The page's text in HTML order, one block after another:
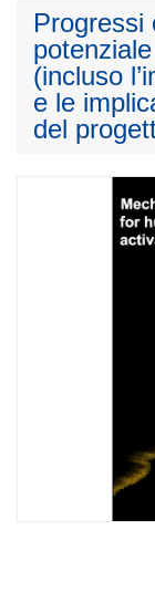
Progressi
(incluso
e le
del